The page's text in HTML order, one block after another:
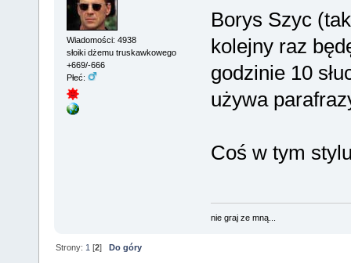
Wiadomości: 4938
słoiki dżemu truskawkowego
+669/-666
Płeć:
Borys Szyc
kolejny raz
godzinie 10
używa
Coś w tym
nie graj ze mną...
Strony:1 [2] Do góry